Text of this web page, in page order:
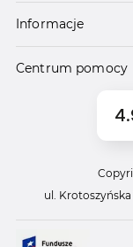
Informacje
Centrum pomocy
ul.